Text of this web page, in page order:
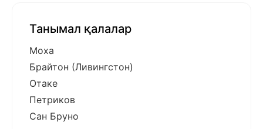
Танымал қалалар
Моха
Брайтон (Ливингстон)
Отаке
Петриков
Сан Бруно